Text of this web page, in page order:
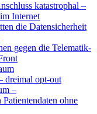
katastrophal –
Internet
die Datensicherheit
gegen die Telematik-
dreimal opt-out
–
ohne